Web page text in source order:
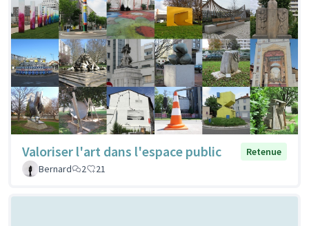
Valoriser l'art dans l'espace public
Retenue
Bernard
2 21